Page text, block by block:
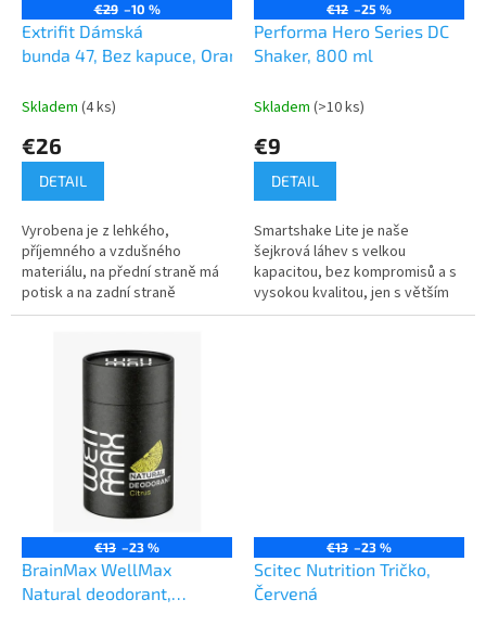
€29 –10 %
Extrifit Dámská
bunda 47, Bez kapuce, Oranžová
Skladem (4 ks)
€26
DETAIL
Vyrobena je z lehkého,
příjemného a vzdušného
materiálu, na přední straně má
potisk a na zadní straně
děrování. Přední strana - černý
Extrifit na levé...
€12 –25 %
Performa Hero Series DC
Shaker, 800 ml
Skladem (>10 ks)
€9
DETAIL
Smartshake Lite je naše
šejkrová láhev s velkou
kapacitou, bez kompromisů a s
vysokou kvalitou, jen s větším
množstvím toho, co
€13 –23 %
BrainMax WellMax
Natural deodorant,
€13 –23 %
Scitec Nutrition Tričko,
Červená